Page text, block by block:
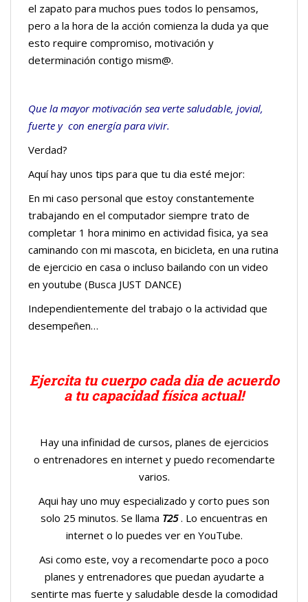
el zapato para muchos pues todos lo pensamos,
pero a la hora de la acción comienza la duda ya que
esto require compromiso, motivación y
determinación contigo mism@.
Que la mayor motivación sea verte saludable, jovial,
fuerte y con energía para vivir.
Verdad?
Aquí hay unos tips para que tu dia esté mejor:
En mi caso personal que estoy constantemente
trabajando en el computador siempre trato de
completar 1 hora minimo en actividad fisica, ya sea
caminando con mi mascota, en bicicleta, en una rutina
de ejercicio en casa o incluso bailando con un video
en youtube (Busca JUST DANCE)
Independientemente del trabajo o la actividad que
desempeñen…
Ejercita tu cuerpo cada dia de acuerdo
a tu capacidad física actual!
Hay una infinidad de cursos, planes de ejercicios
o entrenadores en internet y puedo recomendarte
varios.
Aqui hay uno muy especializado y corto pues son
solo 25 minutos. Se llama T25 . Lo encuentras en
internet o lo puedes ver en YouTube.
Asi como este, voy a recomendarte poco a poco
planes y entrenadores que puedan ayudarte a
sentirte mas fuerte y saludable desde la comodidad